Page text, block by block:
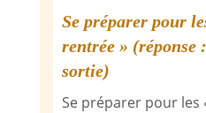
Se préparer pour
rentrée » (réponse
sortie)
Se préparer pour les